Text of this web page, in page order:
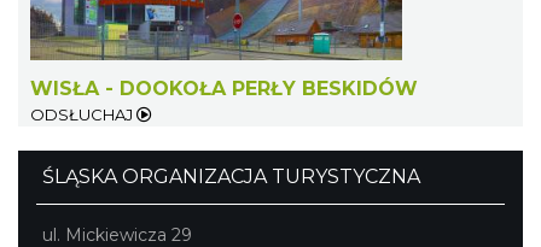
Dotknij Tradycji - lato w Gminie Brenna
WISŁA - DOOKOŁA PERŁY BESKIDÓW
ODSŁUCHAJ
ŚLĄSKA ORGANIZACJA TURYSTYCZNA
ul. Mickiewicza 29